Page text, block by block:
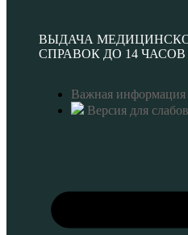
ВЫДАЧА
СПРАВОК ДО 14 ЧАСОВ
Важная информация
Версия для